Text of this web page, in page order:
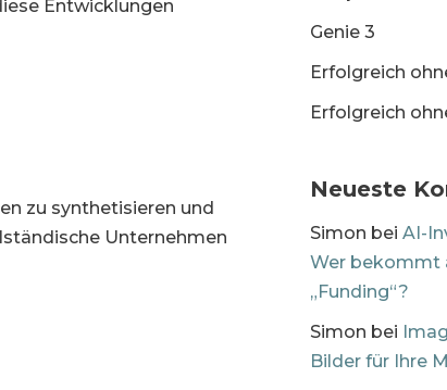
Entwicklungen
zu synthetisieren und
Unternehmen
Genie 3
Erfolgreich
Erfolgreich
Neueste
Simon bei AI-
Wer bekommt
„Funding“?
Simon bei
Bilder für Ihre